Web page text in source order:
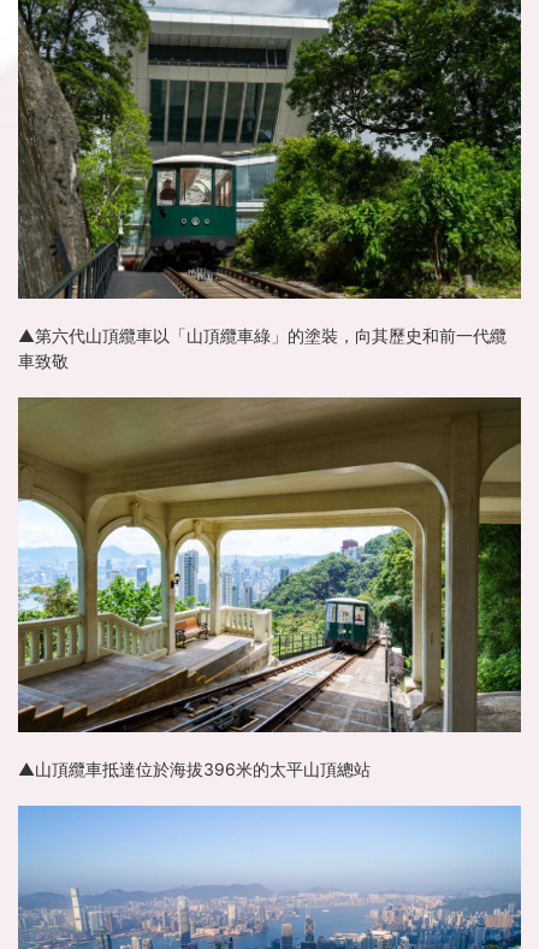
▲第六代山頂纜車以「山頂纜車綠」的塗裝，向其歷史和前一代纜
車致敬
▲山頂纜車抵達位於海拔396米的太平山頂總站